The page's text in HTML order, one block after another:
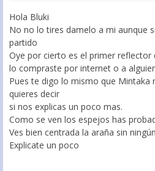
Hola Bluki
No no lo tires damelo a mi aunque
partido
Oye por cierto es el primer reflector
lo compraste por internet o a
Pues te digo lo mismo que Mintaka
quieres decir
si nos explicas un poco mas.
Como se ven los espejos has
Ves bien centrada la araña sin
Explicate un poco